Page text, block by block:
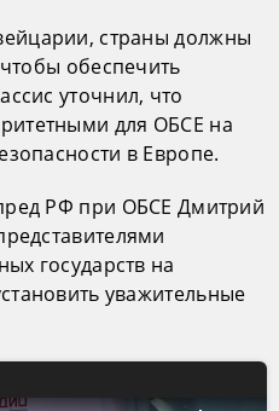
страны должны
обеспечить
уточнил, что
для ОБСЕ на
в Европе.
РФ при ОБСЕ Дмитрий
государств на
уважительные